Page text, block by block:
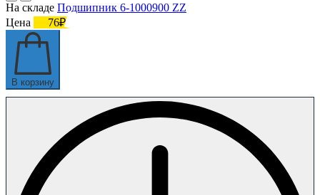
На складе Подшипник 6-1000900 ZZ
Цена
76₽
В корзину